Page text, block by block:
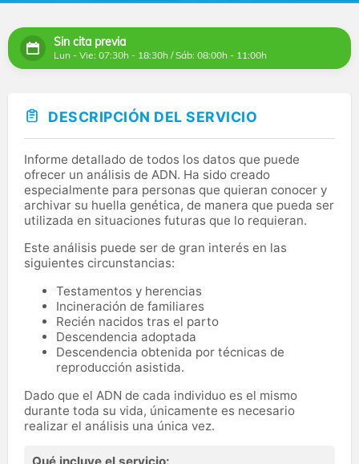
Sin cita previa
Lun - Vie: 07:30h - 18:30h / Sáb: 08:00h - 11:00h
DESCRIPCIÓN DEL SERVICIO
Informe detallado de todos los datos que puede
ofrecer un análisis de ADN. Ha sido creado
especialmente para personas que quieran conocer y
archivar su huella genética, de manera que pueda ser
utilizada en situaciones futuras que lo requieran.
Este análisis puede ser de gran interés en las
siguientes circunstancias:
Testamentos y herencias
Incineración de familiares
Recién nacidos tras el parto
Descendencia adoptada
Descendencia obtenida por técnicas de
reproducción asistida.
Dado que el ADN de cada individuo es el mismo
durante toda su vida, únicamente es necesario
realizar el análisis una única vez.